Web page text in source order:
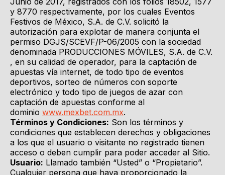
y 8770 respectivamente, por los cuales Eventos
Festivos de México, S.A. de C.V. solicitó la
autorización para explotar de manera conjunta el
permiso DGJS/SCEVF/P-06/2005 con la sociedad
denominada PRODUCCIONES MÓVILES, S.A. de C.V.
, en su calidad de operador, para la captación de
apuestas vía internet, de todo tipo de eventos
deportivos, sorteo de números con soporte
electrónico y todo tipo de juegos de azar con
captación de apuestas conforme al
dominio www.mexbet.com.mx.
Términos y Condiciones: Son los términos y
condiciones que establecen derechos y obligaciones
a los que el usuario o visitante no registrado tienen
acceso o deben cumplir para poder acceder al Sitio.
Usuario: Llamado también “Usted” o “Propietario”.
Cualquier persona que haya proporcionado la